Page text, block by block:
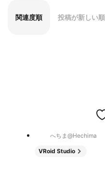
関連度順 投稿が新しい順
へちま@Hechima
VRoid Studio